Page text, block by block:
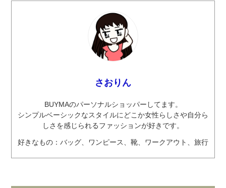
さおりん
BUYMAのパーソナルショッパーしてます。
シンプルベーシックなスタイルにどこか女性らしさや自分ら
しさを感じられるファッションが好きです。
好きなもの：バッグ、ワンピース、靴、ワークアウト、旅行